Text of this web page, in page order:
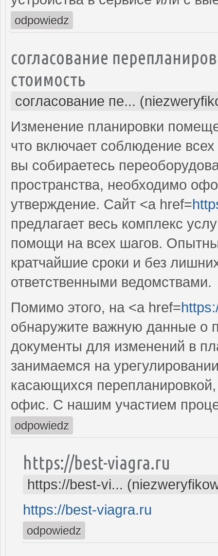
odpowiedz
согласование
стоимость
согласование пе...
Изменение планировки
что включает соблюдение
вы собираетесь
пространства, необходимо
утверждение. Сайт <a href=
предлагает весь комплекс
помощи на всех шагов.
кратчайшие сроки и без
ответственными ведомствами.
Помимо этого, на <a href=
обнаружите важную данные о
документы для изменений в
занимаемся на
касающихся перепланировкой,
офис. С нашим участием
odpowiedz
https://best-viagra.ru
https://best-vi...
https://best-viagra.ru
odpowiedz